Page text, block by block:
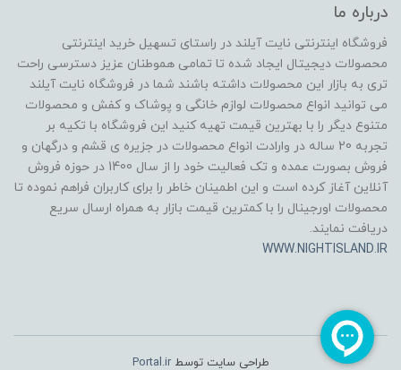
درباره ما
فروشگاه اینترنتی نایت آیلند در راستای تسهیل خرید اینترنتی
محصولات دیجیتال ایجاد شده تا تمامی هموطنان عزیز دسترسی راحت
تری به بازار این محصولات داشته باشند شما در فروشگاه نایت آیلند
می توانید انواع محصولات لوازم خانگی و پوشاک و کفش و محصولات
متنوع دیگر را با بهترین قیمت تهیه کنید این فروشگاه با تکیه بر
تجربه 20 ساله در وارادت انواع محصولات در جزیره ی قشم و درگهان و
فروش بصورت عمده و تک فعالیت خود را از سال 1400 در حوزه فروش
آنلاین آغاز کرده است و این اطمینان خاطر را برای کاربران فراهم نموده تا
محصولات اورجینال را با کمترین قیمت بازار به همراه ارسال سریع
دریافت نمایند.
WWW.NIGHTISLAND.IR
طراحی سایت توسطPortal.ir